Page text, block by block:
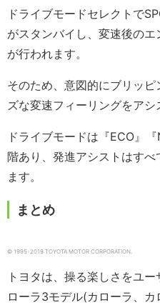
ドライブモードセレクトで
がスタンバイし、変速後の
が行われます。
そのため、意図的にブリッ
ズな変速フィーリングをアシ
ドライブモードは『ECO』
階あり、発進アシストはす
ます。
まとめ
© 1995-2019 TOYOTA MOTOR CORPORATION.
トヨタは、操る楽しさをユ
ローラ3モデル(カローラ、